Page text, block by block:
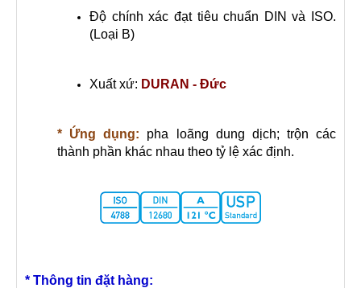
Độ chính xác đạt tiêu chuẩn DIN và ISO.
(Loại B)
Xuất xứ: DURAN - Đức
* Ứng dụng: pha loãng dung dịch; trộn các
thành phần khác nhau theo tỷ lệ xác định.
* Thông tin đặt hàng: